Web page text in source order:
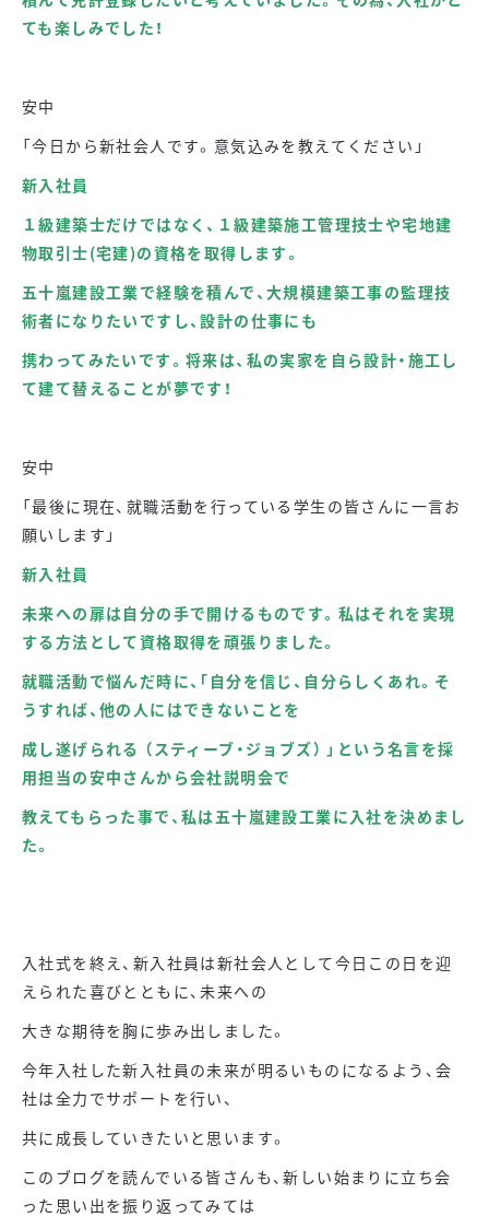
ても楽しみでした！
安中
「今日から新社会人です。意気込みを教えてください」
新入社員
１級建築士だけではなく、１級建築施工管理技士や宅地建
物取引士(宅建)の資格を取得します。
五十嵐建設工業で経験を積んで、大規模建築工事の監理技
術者になりたいですし、設計の仕事にも
携わってみたいです。将来は、私の実家を自ら設計・施工し
て建て替えることが夢です！
安中
「最後に現在、就職活動を行っている学生の皆さんに一言お
願いします」
新入社員
未来への扉は自分の手で開けるものです。私はそれを実現
する方法として資格取得を頑張りました。
就職活動で悩んだ時に、｢自分を信じ、自分らしくあれ。そ
うすれば、他の人にはできないことを
成し遂げられる （スティーブ・ジョブズ） 」という名言を採
用担当の安中さんから会社説明会で
教えてもらった事で、私は五十嵐建設工業に入社を決めまし
た。
入社式を終え、新入社員は新社会人として今日この日を迎
えられた喜びとともに、未来への
大きな期待を胸に歩み出しました。
今年入社した新入社員の未来が明るいものになるよう、会
社は全力でサポートを行い、
共に成長していきたいと思います。
このブログを読んでいる皆さんも、新しい始まりに立ち会
った思い出を振り返ってみては